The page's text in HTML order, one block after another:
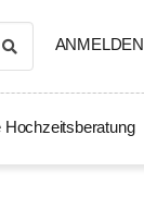
ANMELDEN
Hochzeitsberatung